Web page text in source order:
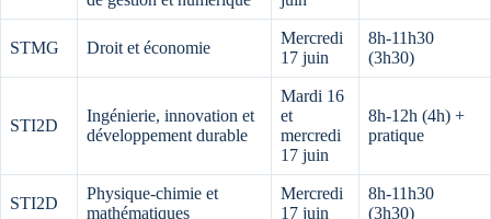
STMG Droit et économie
Mercredi
17 juin
8h-11h30
(3h30)
STI2D
Ingénierie, innovation et
développement durable
Mardi 16
et
mercredi
17 juin
8h-12h (4h) +
pratique
STI2D
Physique-chimie et
mathématiques
Mercredi
17 juin
8h-11h30
(3h30)